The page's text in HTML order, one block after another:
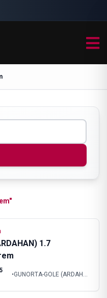
"
1.7
• GUNORTA-GOLE (ARDAHAN)